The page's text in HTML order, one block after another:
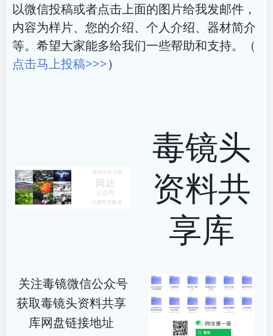
以微信投稿或者点击上面的图片给我发邮件，
内容为样片、您的介绍、个人介绍、器材简介
等。希望大家能多给我们一些帮助和支持。（
点击马上投稿>>>）
毒镜头
资料共
享库
关注毒镜微信公众号
获取毒镜头资料共享
库网盘链接地址